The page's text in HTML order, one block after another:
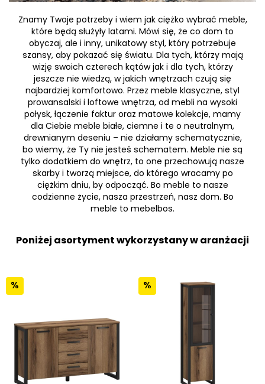
Znamy Twoje potrzeby i wiem jak ciężko wybrać meble,
które będą służyły latami. Mówi się, że co dom to
obyczaj, ale i inny, unikatowy styl, który potrzebuje
szansy, aby pokazać się światu. Dla tych, którzy mają
wizję swoich czterech kątów jak i dla tych, którzy
jeszcze nie wiedzą, w jakich wnętrzach czują się
najbardziej komfortowo. Przez meble klasyczne, styl
prowansalski i loftowe wnętrza, od mebli na wysoki
połysk, łączenie faktur oraz matowe kolekcje, mamy
dla Ciebie meble białe, ciemne i te o neutralnym,
drewnianym deseniu – nie działamy schematycznie,
bo wiemy, że Ty nie jesteś schematem. Meble nie są
tylko dodatkiem do wnętrz, to one przechowują nasze
skarby i tworzą miejsce, do którego wracamy po
ciężkim dniu, by odpocząć. Bo meble to nasze
codzienne życie, nasza przestrzeń, nasz dom. Bo
meble to mebelbos.
Poniżej asortyment wykorzystany w aranżacji